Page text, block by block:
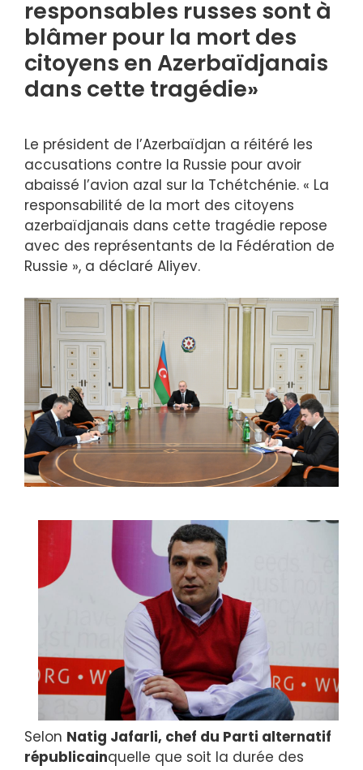
responsables russes sont à
blâmer pour la mort des
citoyens en Azerbaïdjanais
dans cette tragédie»
Le président de l’Azerbaïdjan a réitéré les
accusations contre la Russie pour avoir
abaissé l’avion azal sur la Tchétchénie. « La
responsabilité de la mort des citoyens
azerbaïdjanais dans cette tragédie repose
avec des représentants de la Fédération de
Russie », a déclaré Aliyev.
Selon Natig Jafarli, chef du Parti alternatif
républicainquelle que soit la durée des